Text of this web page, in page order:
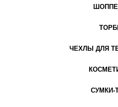
ЧЕХЛЫ ДЛЯ
СУМКИ-